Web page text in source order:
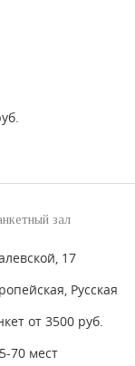
зал
17
Русская
от 3500 руб.
70 мест